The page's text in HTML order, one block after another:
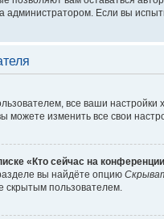
администратором. Если вы
все ваши
можете изменить все свои
«Кто сейчас на
вы найдёте опцию
скрытым пользователем.